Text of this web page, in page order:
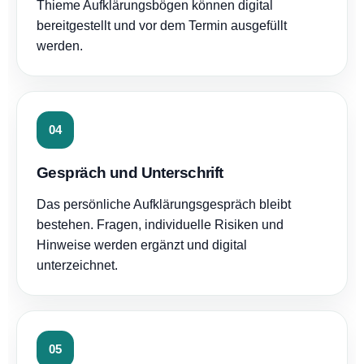
Thieme Aufklärungsbögen können digital
bereitgestellt und vor dem Termin ausgefüllt
werden.
04
Gespräch und Unterschrift
Das persönliche Aufklärungsgespräch bleibt
bestehen. Fragen, individuelle Risiken und
Hinweise werden ergänzt und digital
unterzeichnet.
05